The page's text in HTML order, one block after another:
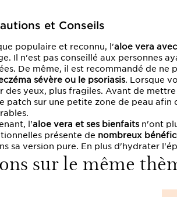
et Conseils
populaire et reconnu, l'aloe vera
Il n'est pas conseillé aux personnes
De même, il est recommandé de ne
sévère ou le psoriasis. Lorsque
des yeux, plus fragiles. Avant de
patch sur une petite zone de peau
l'aloe vera et ses bienfaits n'ont
présente de nombreux
sa version pure. En plus d'hydrater
sur le même